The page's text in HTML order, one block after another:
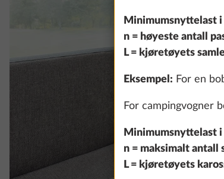
Minimumsnyttelast i
n = høyeste antall
L = kjøretøyets
Eksempel: For en
For campingvogner
Minimumsnyttelast i
n = maksimalt antall
L = kjøretøyets